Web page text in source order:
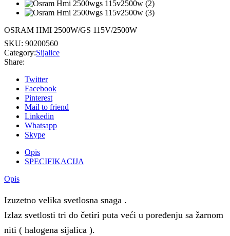
OSRAM HMI 2500W/GS 115V/2500W
SKU: 90200560
Category:Sijalice
Share:
Twitter
Facebook
Pinterest
Mail to friend
Linkedin
Whatsapp
Skype
Opis
SPECIFIKACIJA
Opis
Izuzetno velika svetlosna snaga .
Izlaz svetlosti tri do četiri puta veći u poređenju sa žarnom
niti ( halogena sijalica ).